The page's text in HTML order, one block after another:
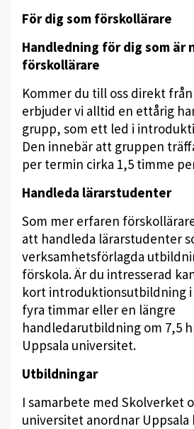
För dig som förskollärare
Handledning för dig som är
förskollärare
Kommer du till oss direkt
erbjuder vi alltid en ettårig
grupp, som ett led i
Den innebär att gruppen
per termin cirka 1,5 timme
Handleda lärarstudenter
Som mer erfaren
att handleda lärarstudenter
verksamhetsförlagda
förskola. Är du intresserad
kort introduktionsutbildning
fyra timmar eller en längre
handledarutbildning om 7,5
Uppsala universitet.
Utbildningar
I samarbete med Skolverket
universitet anordnar Uppsala